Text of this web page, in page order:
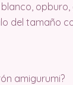
opburo,
del tamaño
amigurumi?